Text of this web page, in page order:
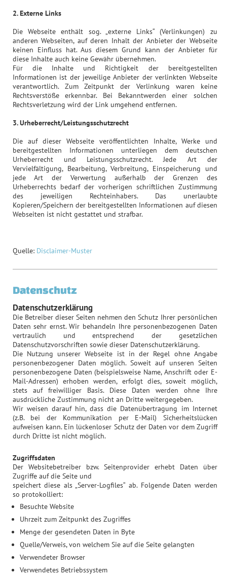
2. Externe Links
Die Webseite enthält sog. „externe Links“ (Verlinkungen) zu
anderen Webseiten, auf deren Inhalt der Anbieter der Webseite
keinen Einfluss hat. Aus diesem Grund kann der Anbieter für
diese Inhalte auch keine Gewähr übernehmen.
Für die Inhalte und Richtigkeit der bereitgestellten
Informationen ist der jeweilige Anbieter der verlinkten Webseite
verantwortlich. Zum Zeitpunkt der Verlinkung waren keine
Rechtsverstöße erkennbar. Bei Bekanntwerden einer solchen
Rechtsverletzung wird der Link umgehend entfernen.
3. Urheberrecht/Leistungsschutzrecht
Die auf dieser Webseite veröffentlichten Inhalte, Werke und
bereitgestellten Informationen unterliegen dem deutschen
Urheberrecht und Leistungsschutzrecht. Jede Art der
Vervielfältigung, Bearbeitung, Verbreitung, Einspeicherung und
jede Art der Verwertung außerhalb der Grenzen des
Urheberrechts bedarf der vorherigen schriftlichen Zustimmung
des jeweiligen Rechteinhabers. Das unerlaubte
Kopieren/Speichern der bereitgestellten Informationen auf diesen
Webseiten ist nicht gestattet und strafbar.
Quelle: Disclaimer-Muster
Datenschutz
Datenschutzerklärung
Die Betreiber dieser Seiten nehmen den Schutz Ihrer persönlichen
Daten sehr ernst. Wir behandeln Ihre personenbezogenen Daten
vertraulich und entsprechend der gesetzlichen
Datenschutzvorschriften sowie dieser Datenschutzerklärung.
Die Nutzung unserer Webseite ist in der Regel ohne Angabe
personenbezogener Daten möglich. Soweit auf unseren Seiten
personenbezogene Daten (beispielsweise Name, Anschrift oder E-
Mail-Adressen) erhoben werden, erfolgt dies, soweit möglich,
stets auf freiwilliger Basis. Diese Daten werden ohne Ihre
ausdrückliche Zustimmung nicht an Dritte weitergegeben.
Wir weisen darauf hin, dass die Datenübertragung im Internet
(z.B. bei der Kommunikation per E-Mail) Sicherheitslücken
aufweisen kann. Ein lückenloser Schutz der Daten vor dem Zugriff
durch Dritte ist nicht möglich.
Zugriffsdaten
Der Websitebetreiber bzw. Seitenprovider erhebt Daten über
Zugriffe auf die Seite und
speichert diese als „Server-Logfiles“ ab. Folgende Daten werden
so protokolliert:
Besuchte Website
Uhrzeit zum Zeitpunkt des Zugriffes
Menge der gesendeten Daten in Byte
Quelle/Verweis, von welchem Sie auf die Seite gelangten
Verwendeter Browser
Verwendetes Betriebssystem